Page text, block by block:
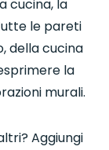
cucina, la
le pareti
della cucina
la
murali.
Aggiungi